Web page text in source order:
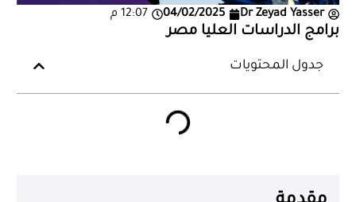
Dr Zeyad Yasser
04/02/2025 12:07 م
برامج الدراسات العليا مصر
جدول المحتويات